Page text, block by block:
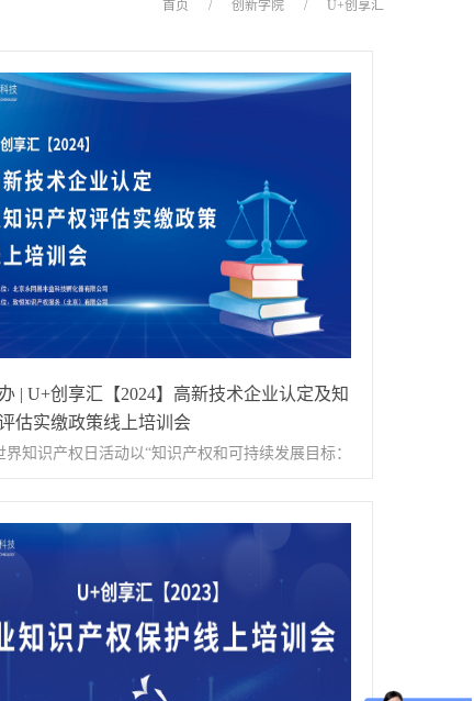
首页 / 创新学院 / U+创享汇
| U+创享汇【2024】高新技术企业认定及知
估实缴政策线上培训会
界知识产权日活动以“知识产权和可持续发展目标：
办、致恒知产协办的《高新技术企业认定及知识产
缴政策》线上培训会圆满结束。活动现场部分讲解
活动邀请到致恒知识产权服务（北京）有限公司项
倩倩老师为大家讲解。梁老师于2018年从事知识产
擅长知识产权保护、风险防范，高新技术企业布局
特新企业政策指导。梁老师在培训中简单介绍了知